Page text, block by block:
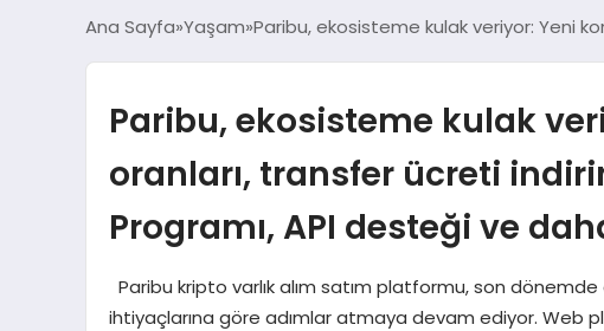
Ana Sayfa Yaşam Paribu, ekosisteme kulak veriyor: Yeni
Paribu, ekosisteme kulak
oranları, transfer ücreti
Programı, API desteği ve
Paribu kripto varlık alım satım platformu, son dönemde
ihtiyaçlarına göre adımlar atmaya devam ediyor. Web